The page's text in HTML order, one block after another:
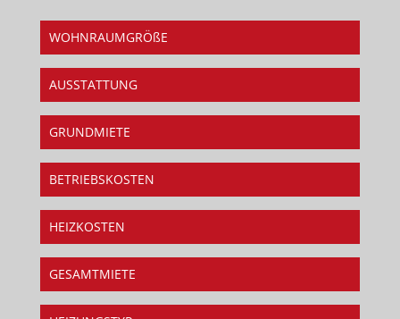
WOHNRAUMGRÖßE
AUSSTATTUNG
GRUNDMIETE
BETRIEBSKOSTEN
HEIZKOSTEN
GESAMTMIETE